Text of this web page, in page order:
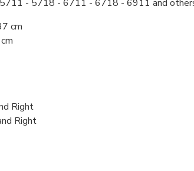
- 5718 - 6711 - 6718 - 6911 and
cm
Right
Right